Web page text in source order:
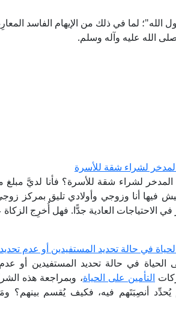
الله"؛ لما في ذلك من الإيهام الفاسد
الله عليه وآله وسلم.
لشراء شقة للأسرة
لشراء شقة للأسرة؟ فأنا لديَّ مبلغ
فيها أنا وزوجي وأولادي تليق بمركز
الاحتياجات العادية جدًّا. فهل أُخرِج
في حالة تحديد المستفيدين أو عدم
الحياة في حالة تحديد المستفيدين أو
التأمين على الحياة، وبمراجعة هذه
يُحدِّد أنصِبَتَهم فيه، فكيف يُقسم بينهم؟